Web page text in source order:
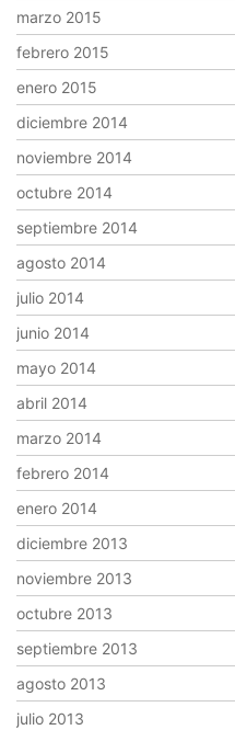
marzo 2015
febrero 2015
enero 2015
diciembre 2014
noviembre 2014
octubre 2014
septiembre 2014
agosto 2014
julio 2014
junio 2014
mayo 2014
abril 2014
marzo 2014
febrero 2014
enero 2014
diciembre 2013
noviembre 2013
octubre 2013
septiembre 2013
agosto 2013
julio 2013